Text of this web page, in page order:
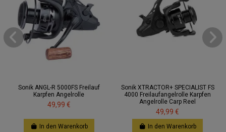
Sonik ANGL-R 5000FS Freilauf
Karpfen Angelrolle
49,99 €
In den Warenkorb
Sonik XTRACTOR+ SPECIALIST FS
4000 Freilaufangelrolle Karpfen
Angelrolle Carp Reel
49,99 €
In den Warenkorb